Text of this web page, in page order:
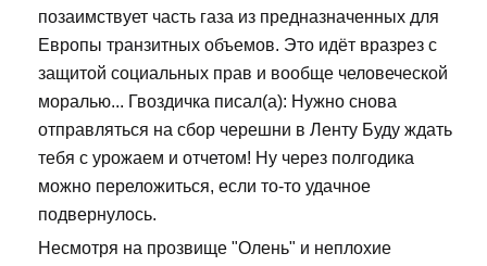
позаимствует часть газа из предназначенных для
Европы транзитных объемов. Это идёт вразрез с
защитой социальных прав и вообще человеческой
моралью... Гвоздичка писал(а): Нужно снова
отправляться на сбор черешни в Ленту Буду ждать
тебя с урожаем и отчетом! Ну через полгодика
можно переложиться, если то-то удачное
подвернулось.
Несмотря на прозвище "Олень" и неплохие